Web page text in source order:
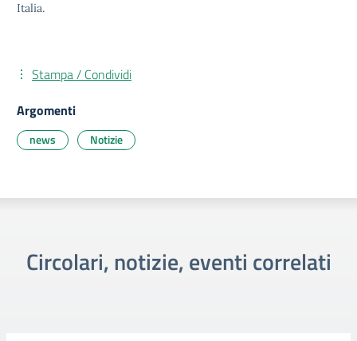
Italia.
Stampa / Condividi
Argomenti
news Notizie
Circolari, notizie, eventi correlati